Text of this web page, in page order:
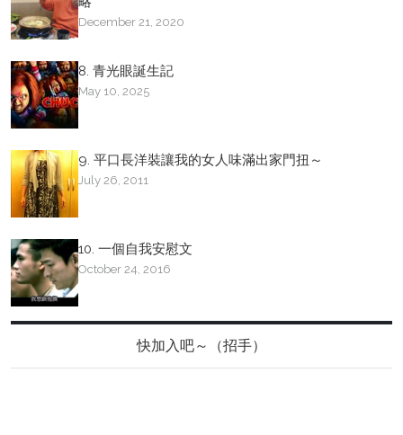
December 21, 2020
8. 青光眼誕生記
May 10, 2025
9. 平口長洋裝讓我的女人味滿出家門扭～
July 26, 2011
10. 一個自我安慰文
October 24, 2016
快加入吧～（招手）